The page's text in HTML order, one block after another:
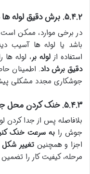
۵.۴.۲. برش دقیق لوله ها در صورت لزوم
در برخی موارد، ممکن است
باشد یا لوله ها آسیب
استفاده ازلوله بر، لوله ها
دقیق برش داد. اطمینان
جوشکاری مجدد مشکلی
۵.۴.۳. خنک کردن محل جوش با دستمال خیس
بلافاصله پس از جدا کردن
جوش را به سرعت خنک
اجزا و همچنین تغییر شکل
مرحله، کیفیت کار را